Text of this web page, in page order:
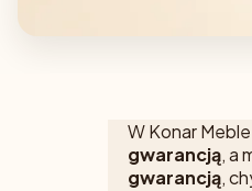
W Konar
gwarancją, a
gwarancją,